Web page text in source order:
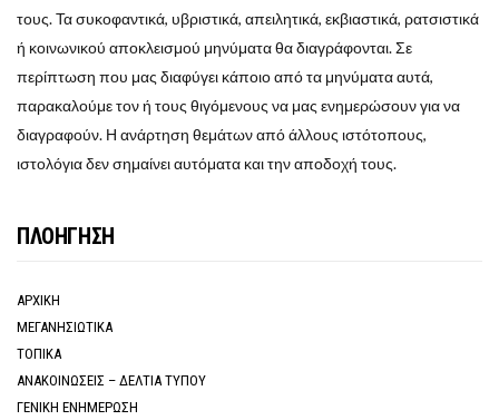
τους. Τα συκοφαντικά, υβριστικά, απειλητικά, εκβιαστικά, ρατσιστικά
ή κοινωνικού αποκλεισμού μηνύματα θα διαγράφονται. Σε
περίπτωση που μας διαφύγει κάποιο από τα μηνύματα αυτά,
παρακαλούμε τον ή τους θιγόμενους να μας ενημερώσουν για να
διαγραφούν. Η ανάρτηση θεμάτων από άλλους ιστότοπους,
ιστολόγια δεν σημαίνει αυτόματα και την αποδοχή τους.
ΠΛΟΗΓΗΣΗ
ΑΡΧΙΚΗ
ΜΕΓΑΝΗΣΙΩΤΙΚΑ
ΤΟΠΙΚΑ
ΑΝΑΚΟΙΝΩΣΕΙΣ – ΔΕΛΤΙΑ ΤΥΠΟΥ
ΓΕΝΙΚΗ ΕΝΗΜΕΡΩΣΗ